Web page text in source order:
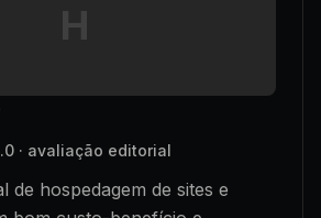
H
· avaliação editorial
de hospedagem de sites e